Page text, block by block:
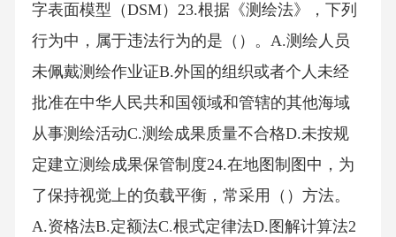
字表面模型（DSM）23.根据《测绘法》，下列
行为中，属于违法行为的是（）。A.测绘人员
未佩戴测绘作业证B.外国的组织或者个人未经
批准在中华人民共和国领域和管辖的其他海域
从事测绘活动C.测绘成果质量不合格D.未按规
定建立测绘成果保管制度24.在地图制图中，为
了保持视觉上的负载平衡，常采用（）方法。
A.资格法B.定额法C.根式定律法D.图解计算法2